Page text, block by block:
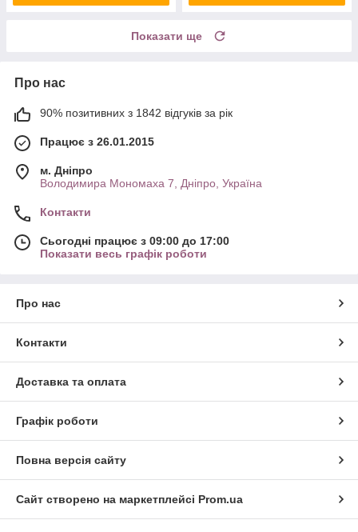
Показати ще
Про нас
90% позитивних з 1842 відгуків за рік
Працює з 26.01.2015
м. Дніпро
Володимира Мономаха 7, Дніпро, Україна
Контакти
Сьогодні працює з 09:00 до 17:00
Показати весь графік роботи
Про нас
Контакти
Доставка та оплата
Графік роботи
Повна версія сайту
Сайт створено на маркетплейсі Prom.ua